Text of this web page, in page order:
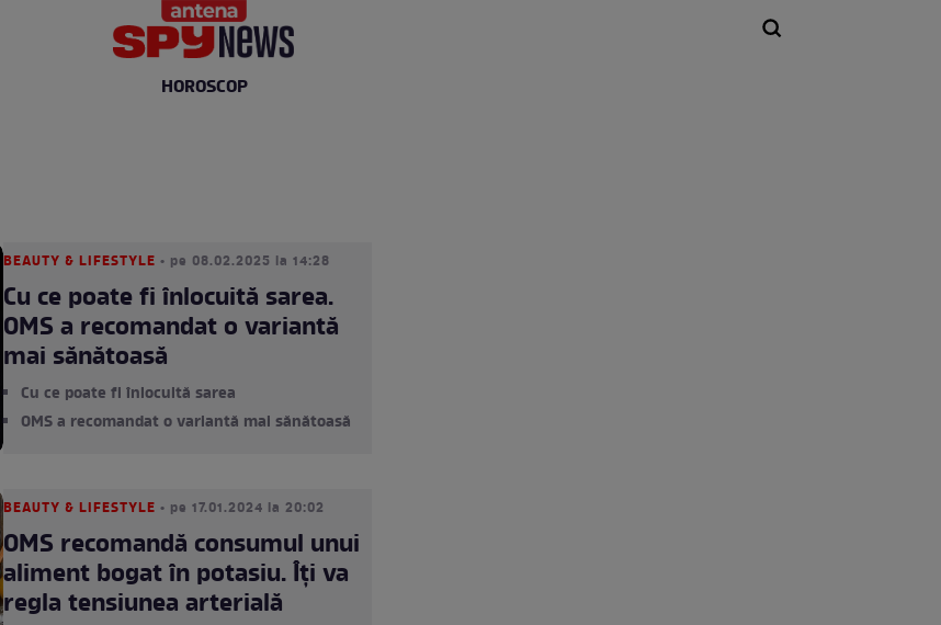
HOROSCOP
BEAUTY & LIFESTYLE • pe 08.02.2025 la 14:28
Cu ce poate fi înlocuită sarea.
OMS a recomandat o variantă
mai sănătoasă
Cu ce poate fi înlocuită sarea
OMS a recomandat o variantă mai sănătoasă
BEAUTY & LIFESTYLE • pe 17.01.2024 la 20:02
OMS recomandă consumul unui
aliment bogat în potasiu. Îți va
regla tensiunea arterială